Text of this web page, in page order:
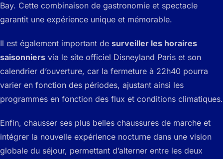
Bay. Cette combinaison de gastronomie et spectacle
garantit une expérience unique et mémorable.
Il est également important de surveiller les horaires
saisonniers via le site officiel Disneyland Paris et son
calendrier d’ouverture, car la fermeture à 22h40 pourra
varier en fonction des périodes, ajustant ainsi les
programmes en fonction des flux et conditions climatiques.
Enfin, chausser ses plus belles chaussures de marche et
intégrer la nouvelle expérience nocturne dans une vision
globale du séjour, permettant d’alterner entre les deux